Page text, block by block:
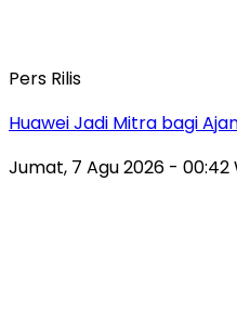
Pers Rilis
Huawei Jadi Mitra bagi
Jumat, 7 Agu 2026 - 00:42